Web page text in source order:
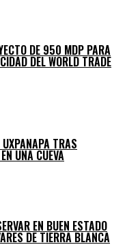
DE 950 MDP PARA
DEL WORLD TRADE
TRAS
UNA CUEVA
EN BUEN ESTADO
DE TIERRA BLANCA